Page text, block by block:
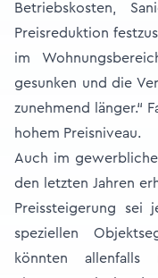
Betriebskosten,
Preisreduktion
im
gesunken und die
zunehmend länger.“
hohem Preisniveau.
Auch im
den letzten Jahren
Preissteigerung
speziellen
könnten allenfalls